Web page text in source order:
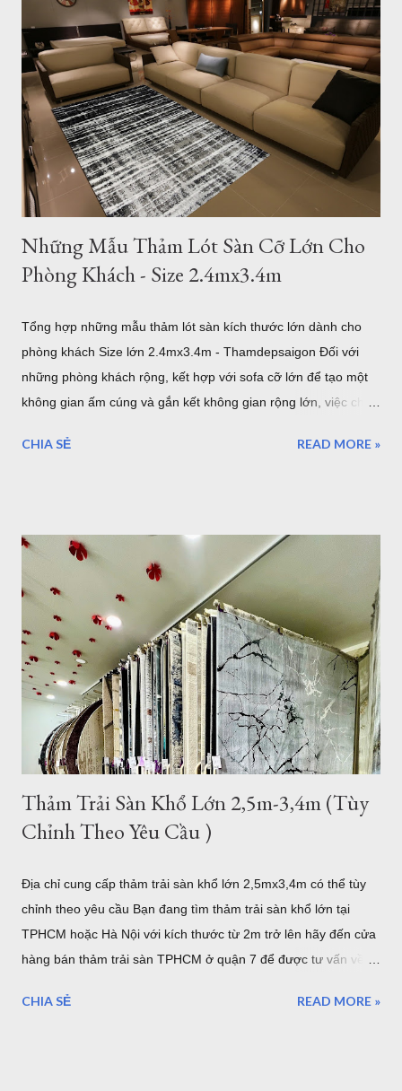
Những Mẫu Thảm Lót Sàn Cỡ Lớn Cho
Phòng Khách - Size 2.4mx3.4m
Tổng hợp những mẫu thảm lót sàn kích thước lớn dành cho
phòng khách Size lớn 2.4mx3.4m - Thamdepsaigon Đối với
những phòng khách rộng, kết hợp với sofa cỡ lớn để tạo một
không gian ấm cúng và gắn kết không gian rộng lớn, việc chọn
chiều dài 3.4m sẽ làm cho những thiết bị nội thất liền mạch,
kinh tế. Chính vì vậy, việc lựa chọn những bộ Thảm trải sàn -
Thảm lót sàn cho ghế sofa có kích thước lớn cho phòng khách
rộng. Đòi hỏi phải mang lại vẻ đẹp cho căn phòng, còn một
điều hết sức quan trọng đó chính là mang lại đẳng cấp thật sự
của chủ nhân. Mẫu thảm lót sàn cỡ lớn cho phòng khách
phòng ăn - Thảm Lông Xù -Thổ Nhĩ Kỳ kích thước 2,4mx3,4m
Mẫu thảm sofa phòng khách lớn mã F0003 . Xám trắng trọng
lượng trung bình hơn 3,2kg/m2, như vậy với kíc...
CHIA SẺ READ MORE »
Thảm Trải Sàn Khổ Lớn 2,5m-3,4m (Tùy
Chỉnh Theo Yêu Cầu )
Địa chỉ cung cấp thảm trải sàn khổ lớn 2,5mx3,4m có thể tùy
chỉnh theo yêu cầu Bạn đang tìm thảm trải sàn khổ lớn tại
TPHCM hoặc Hà Nội với kích thước từ 2m trở lên hãy đến cửa
hàng bán thảm trải sàn TPHCM ở quận 7 để được tư vấn về
yêu cầu của bạn. Kho thảm trải sàn khổ lớn quận 7 TPHCM
CHIA SẺ READ MORE »